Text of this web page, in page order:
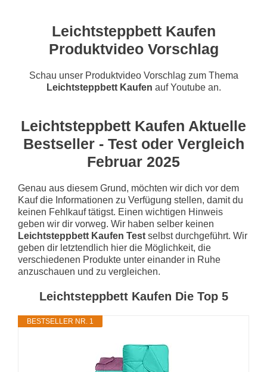
Leichtsteppbett Kaufen
Produktvideo Vorschlag
Schau unser Produktvideo Vorschlag zum Thema
Leichtsteppbett Kaufen auf Youtube an.
Leichtsteppbett Kaufen Aktuelle
Bestseller - Test oder Vergleich
Februar 2025
Genau aus diesem Grund, möchten wir dich vor dem
Kauf die Informationen zu Verfügung stellen, damit du
keinen Fehlkauf tätigst. Einen wichtigen Hinweis
geben wir dir vorweg. Wir haben selber keinen
Leichtsteppbett Kaufen Test selbst durchgeführt. Wir
geben dir letztendlich hier die Möglichkeit, die
verschiedenen Produkte unter einander in Ruhe
anzuschauen und zu vergleichen.
Leichtsteppbett Kaufen Die Top 5
BESTSELLER NR. 1